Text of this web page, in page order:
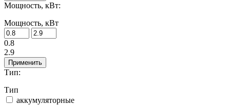
Мощность, кВт:
Мощность, кВт
0.8
2.9
Применить
Тип:
Тип
аккумуляторные